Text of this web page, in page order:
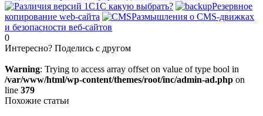
1С какую выбрать?
Резервное
копирование web-сайта
Размышления о CMS-движках
и безопасности веб-сайтов
0
Интересно? Поделись с другом
Warning: Trying to access array offset on value of type bool in
/var/www/html/wp-content/themes/root/inc/admin-ad.php on
line 379
Похожие статьи